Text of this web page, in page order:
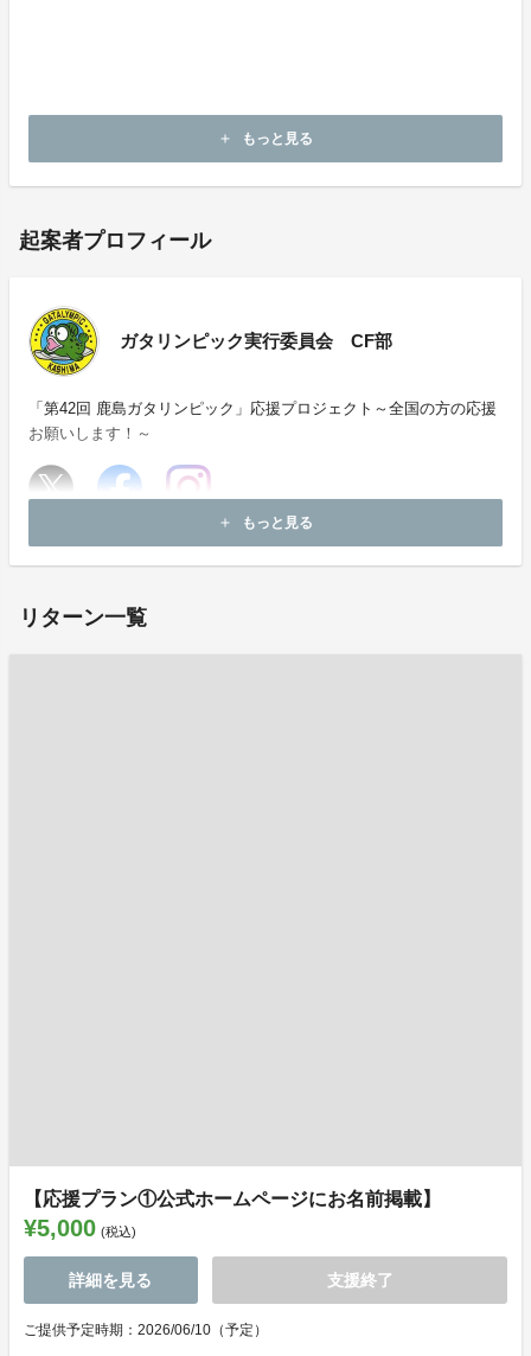
add もっと見る
起案者プロフィール
ガタリンピック実行委員会 CF部
「第42回 鹿島ガタリンピック」応援プロジェクト～全国の方の応援
お願いします！～
add もっと見る
リターン一覧
【応援プラン①公式ホームページにお名前掲載】
¥5,000 (税込)
詳細を見る 支援終了
ご提供予定時期：2026/06/10（予定）